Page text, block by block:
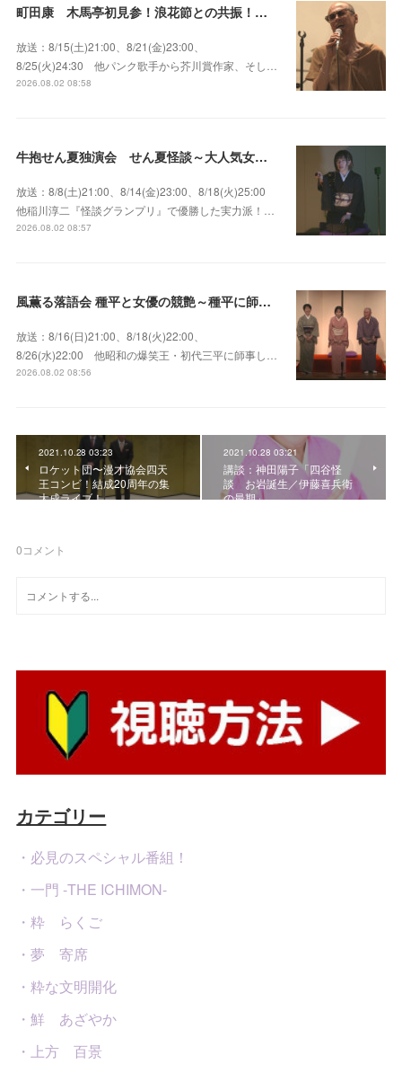
町田康 木馬亭初見参！浪花節との共振！～マチダ地蔵尊 他
放送：8/15(土)21:00、8/21(金)23:00、
8/25(火)24:30 他パンク歌手から芥川賞作家、そし…
2026.08.02 08:58
牛抱せん夏独演会 せん夏怪談～大人気女性怪談師とっておきの背筋も凍る…
放送：8/8(土)21:00、8/14(金)23:00、8/18(火)25:00
他稲川淳二『怪談グランプリ』で優勝した実力派！…
2026.08.02 08:57
風薫る落語会 種平と女優の競艶～種平に師事した女優たちが百花繚乱に咲き誇る大人気落語会
放送：8/16(日)21:00、8/18(火)22:00、
8/26(水)22:00 他昭和の爆笑王・初代三平に師事し…
2026.08.02 08:56
2021.10.28 03:23
ロケット団〜漫才協会四天
王コンビ！結成20周年の集
大成ライブ！
2021.10.28 03:21
講談：神田陽子「四谷怪
談 お岩誕生／伊藤喜兵衛
の最期」
0コメント
カテゴリー
・必見のスペシャル番組！
・一門 -THE ICHIMON-
・粋 らくご
・夢 寄席
・粋な文明開化
・鮮 あざやか
・上方 百景